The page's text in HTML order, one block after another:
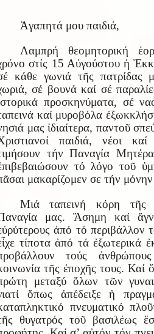
Ἀγαπητά μου παιδιά,
Λαμπρή θεομητορική
στίς 15 Αὐγούστου ἡ
κάθε γωνιά τῆς πατρίδας
σέ βουνά καί σέ
προσκηνύματα, σέ
καί μυροβόλα
μας ἰδιαίτερα, παντοῦ
παιδιά, νέοι
τήν Παναγία
τό λόγο τοῦ
μακαρίζομεν σε τήν
Μιά ταπεινή κόρη
μας. Ἄσημη καί
ἀπό τό περιβάλλον
τίποτα ἀπό τά ἐξωτερικά
τούς
τῆς ἐποχῆς τους. Καί
μεταξύ ὅλων τῶν
ὅπως ἀπέδειξε ἡ
πνευματικό
θυγατρός τοῦ βασιλέως